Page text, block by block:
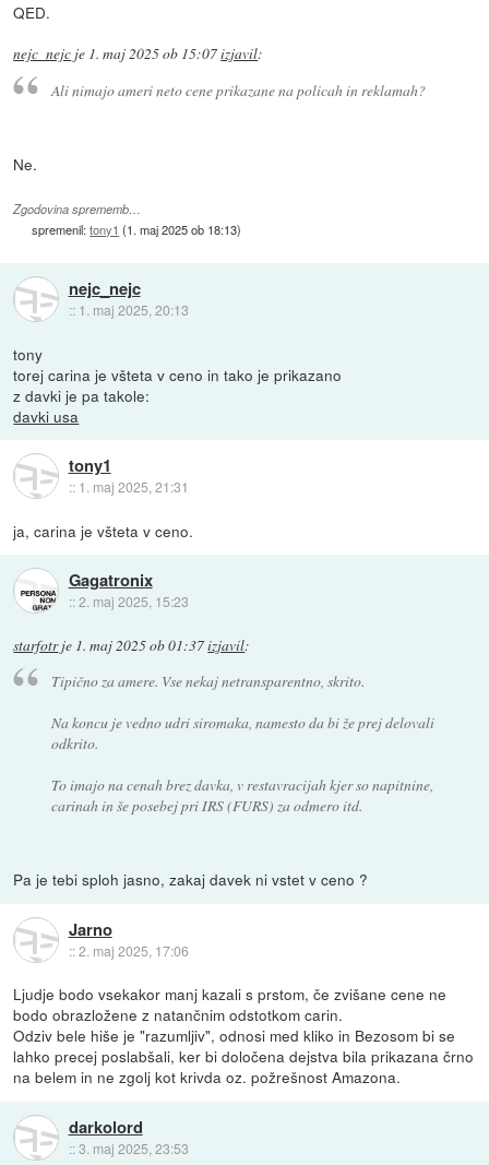
QED.
nejc_nejc je 1. maj 2025 ob 15:07izjavil:
Ali nimajo ameri neto cene prikazane na policah in reklamah?
Ne.
Zgodovina sprememb…
spremenil:tony1 (1. maj 2025 ob 18:13)
nejc_nejc
:: 1. maj 2025, 20:13
tony
torej carina je všteta v ceno in tako je prikazano
z davki je pa takole:
davki usa
tony1
:: 1. maj 2025, 21:31
ja, carina je všteta v ceno.
Gagatronix
::2. maj 2025, 15:23
starfotrje 1. maj 2025 ob 01:37izjavil:
Tipično za amere. Vse nekaj netransparentno, skrito.
Na koncu je vedno udri siromaka, namesto da bi že prej delovali
odkrito.
To imajo na cenah brez davka, v restavracijah kjer so napitnine,
carinah in še posebej pri IRS (FURS) za odmero itd.
Pa je tebi sploh jasno, zakaj davek ni vstet v ceno ?
Jarno
::2. maj 2025, 17:06
Ljudje bodo vsekakor manj kazali s prstom, če zvišane cene ne
bodo obrazložene z natančnim odstotkom carin.
Odziv bele hiše je "razumljiv", odnosi med kliko in Bezosom bi se
lahko precej poslabšali, ker bi določena dejstva bila prikazana črno
na belem in ne zgolj kot krivda oz. požrešnost Amazona.
darkolord
::3. maj 2025, 23:53